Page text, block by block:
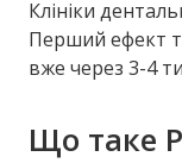
Клініки
Перший ефект
вже через 3-4
Що таке